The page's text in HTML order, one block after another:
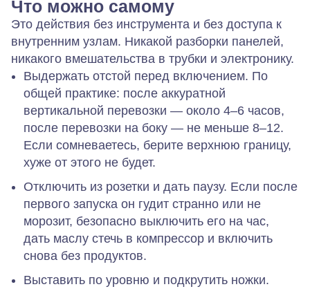
Что можно самому
Это действия без инструмента и без доступа к
внутренним узлам. Никакой разборки панелей,
никакого вмешательства в трубки и электронику.
Выдержать отстой перед включением. По
общей практике: после аккуратной
вертикальной перевозки — около 4–6 часов,
после перевозки на боку — не меньше 8–12.
Если сомневаетесь, берите верхнюю границу,
хуже от этого не будет.
Отключить из розетки и дать паузу. Если после
первого запуска он гудит странно или не
морозит, безопасно выключить его на час,
дать маслу стечь в компрессор и включить
снова без продуктов.
Выставить по уровню и подкрутить ножки.